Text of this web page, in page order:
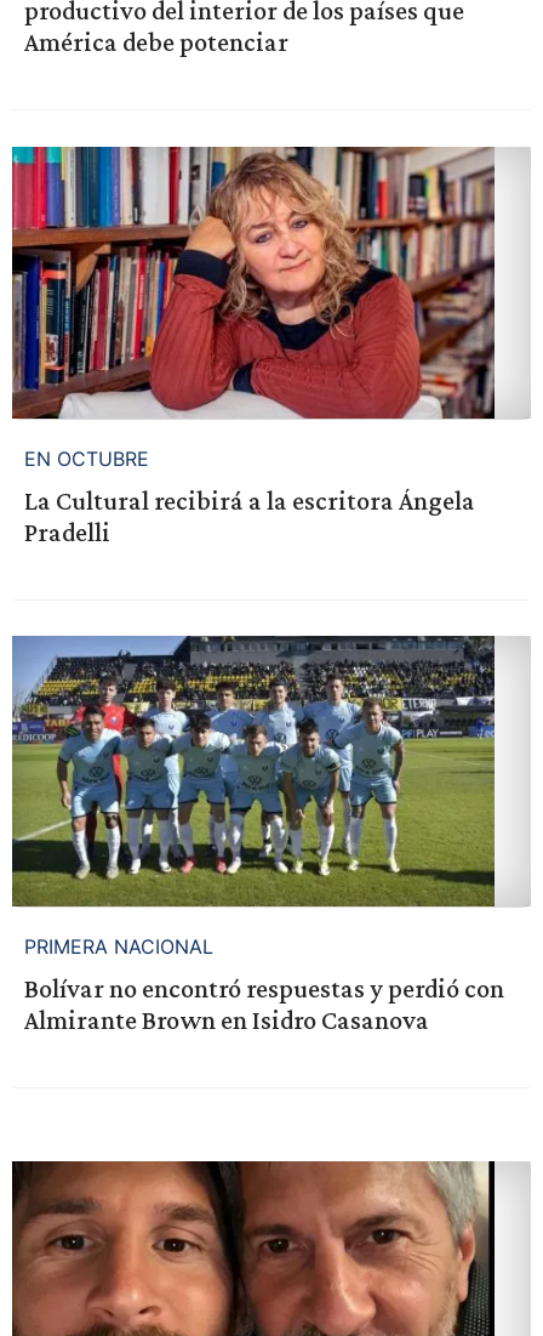
productivo del interior de los países que
América debe potenciar
EN OCTUBRE
La Cultural recibirá a la escritora Ángela
Pradelli
PRIMERA NACIONAL
Bolívar no encontró respuestas y perdió con
Almirante Brown en Isidro Casanova